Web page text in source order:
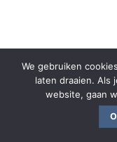
We gebruiken
laten draaien. Als
website, gaan